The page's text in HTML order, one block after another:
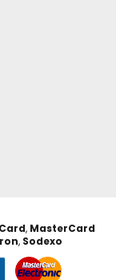
, MasterCard
, Sodexo